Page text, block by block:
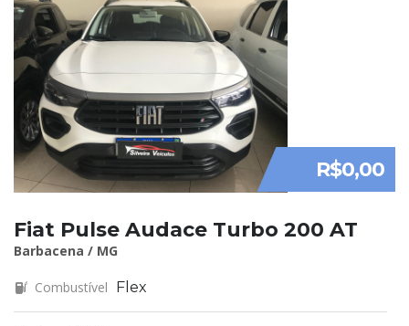
R$0,00
Fiat Pulse Audace Turbo 200 AT
Barbacena / MG
Combustível Flex